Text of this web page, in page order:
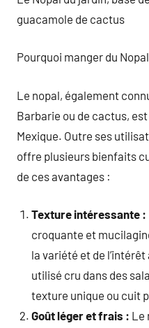
guacamole de cactus
Pourquoi manger du
Le nopal, également
Barbarie ou de cactus,
Mexique. Outre ses
offre plusieurs bienfaits
de ces avantages :
Texture intéressante :
croquante et
la variété et de
utilisé cru dans des
texture unique ou cuit
Goût léger et frais : Le